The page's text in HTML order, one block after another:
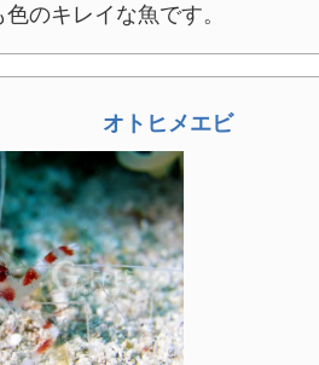
のキレイな魚です。
オトヒメエビ